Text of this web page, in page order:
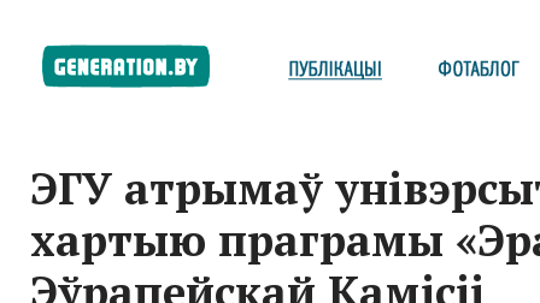
ЭГУ атрымаў
хартыю праграмы
Эўрапейскай Камісіі